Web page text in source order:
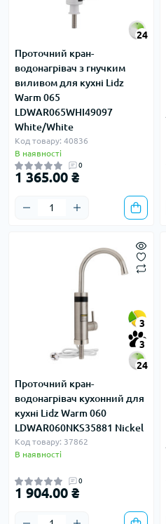
24
Проточний кран-
водонагрівач з гнучким
виливом для кухні Lidz
Warm 065
LDWAR065WHI49097
White/White
Код товару: 40836
В наявності
0
1 365.00 ₴
3
3
24
Проточний кран-
водонагрівач кухонний для
кухні Lidz Warm 060
LDWAR060NKS35881 Nickel
Код товару: 37862
В наявності
0
1 904.00 ₴